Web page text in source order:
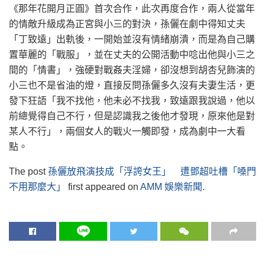
《那年花開月正圓》首次合作，此次再度合作，兩人從當年
的情敵升級成為正宮與小三的對決，孫儷在劇中得知丈夫
「丁致遠」出軌後，一開始並沒有情緒崩潰，而是為自己購
置華麗的「戰服」，並在丈夫的公開活動中唸出他與小三之
間的「情書」，強硬對戰姦夫淫婦，卻沒想到胡杏兒飾演的
小三也不是省油的燈，直接反問孫儷多久沒有夫妻生活，更
發下狂語「我不找他，他未必不找我，致遠跟我說過，他以
前總覺得自己不行，但是認識我之後他才發現，原來他是對
某人不行」，兩個女人的戰火一觸即發，成為劇中一大看
點。
The post孫儷放飛演技成「浮誇女王」 遭鄧超吐槽「嗓門
不用那麼大」
first appeared on AMM 娛樂新聞.